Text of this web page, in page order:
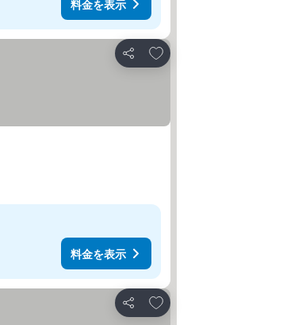
料金を表示
シェア
お気に入りに追加
料金を表示
シェア
お気に入りに追加